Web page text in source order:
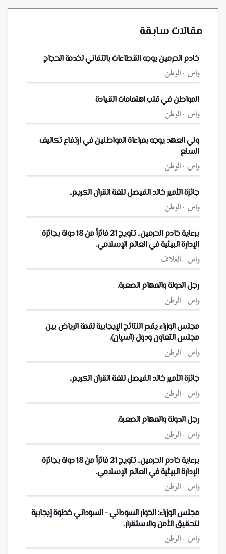
مقالات سابقة
خادم الحرمين يوجه القطاعات بالتفاني لخدمة الحجاج
واس الوطن
المواطن في قلب اهتمامات القيادة
واس الوطن
ولي العهد يوجه بمراعاة المواطنين في ارتفاع تكاليف
السلع
واس الوطن
جائزة الأمير خالد الفيصل للغة القرآن الكريم..
واس الوطن
برعاية خادم الحرمين.. تتويج 21 فائزاً من 18 دولة بجائزة
الإدارة البيئية في العالم الإسلامي.
واس الغلاف
رجل الدولة والمهام الصعبة.
واس الوطن
مجلس الوزراء يقدر النتائج الإيجابية لقمة الرياض بين
مجلس التعاون ودول (آسيان).
واس الوطن
جائزة الأمير خالد الفيصل للغة القرآن الكريم..
واس الوطن
رجل الدولة والمهام الصعبة.
واس الوطن
برعاية خادم الحرمين.. تتويج 21 فائزاً من 18 دولة بجائزة
الإدارة البيئية في العالم الإسلامي.
واس الوطن
مجلس الوزراء: الحوار السوداني - السوداني خطوة إيجابية
لتحقيق الأمن والاستقرار.
واس الوطن